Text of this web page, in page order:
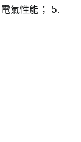
氣性能； 5.